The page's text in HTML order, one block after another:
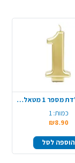
נר יום הולדת מספר 1 מטאלי גדול - זהב
כמות: 1
₪8.90
הוספה לסל